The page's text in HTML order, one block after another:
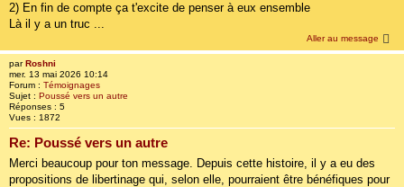
2) En fin de compte ça t'excite de penser à eux ensemble
Là il y a un truc ...
Aller au message
par Roshni
mer. 13 mai 2026 10:14
Forum : Témoignages
Sujet : Poussé vers un autre
Réponses : 5
Vues : 1872
Re: Poussé vers un autre
Merci beaucoup pour ton message. Depuis cette histoire, il y a eu des
propositions de libertinage qui, selon elle, pourraient être bénéfiques pour